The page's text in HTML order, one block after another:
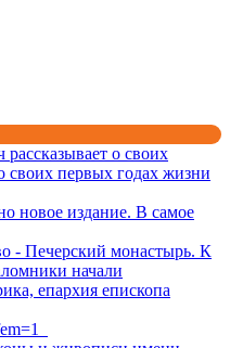
о своих
своих первых годах жизни
новое издание. В самое
- Печерский монастырь. К
начали
епархия епископа